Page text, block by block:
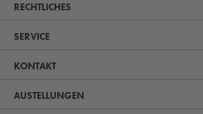
RECHTLICHES
SERVICE
KONTAKT
AUSTELLUNGEN